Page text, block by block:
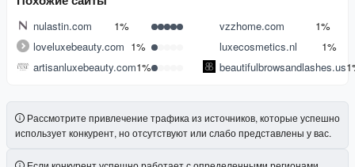
nulastin.com 1% vzzhome.com
1%
loveluxebeauty.com 1% luxecosmetics.nl
1%
artisanluxebeauty.com1% beautifulbrowsandlashes.us
Рассмотрите привлечение трафика из источников, которые успешно
использует конкурент, но отсутствуют или слабо представлены у вас.